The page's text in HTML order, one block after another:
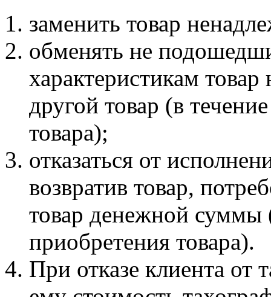
заменить товар
обменять не
характеристикам
другой товар (в
товара);
отказаться от
возвратив товар,
товар денежной суммы
приобретения товара).
При отказе клиента от